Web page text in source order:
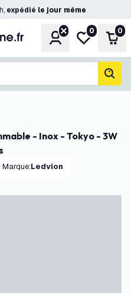
expédié le jour même
CompteMa liste de
0 0
Marque: Ledvion